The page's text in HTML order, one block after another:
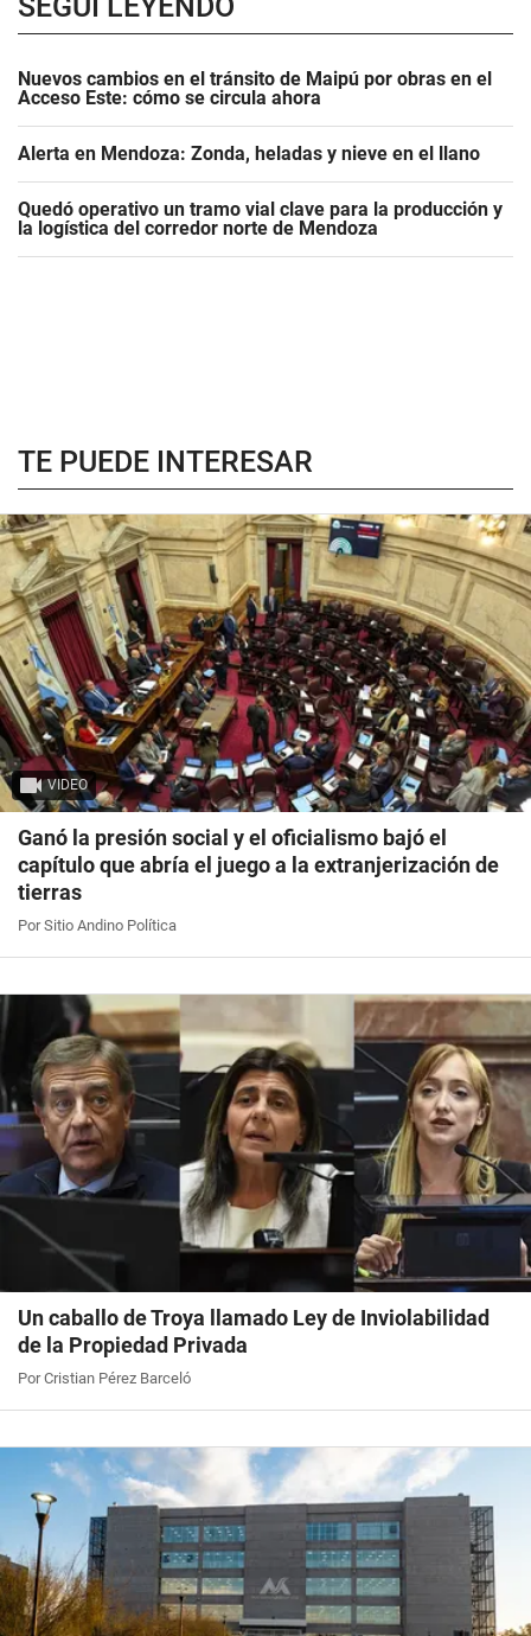
Nuevos cambios en el tránsito de Maipú por obras en el
Acceso Este: cómo se circula ahora
Alerta en Mendoza: Zonda, heladas y nieve en el llano
Quedó operativo un tramo vial clave para la producción y
la logística del corredor norte de Mendoza
TE PUEDE INTERESAR
VIDEO
Ganó la presión social y el oficialismo bajó el
capítulo que abría el juego a la extranjerización de
tierras
Por Sitio Andino Política
Un caballo de Troya llamado Ley de Inviolabilidad
de la Propiedad Privada
Por Cristian Pérez Barceló